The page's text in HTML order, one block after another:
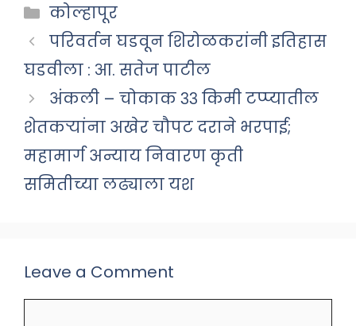
Categories
कोल्हापूर
परिवर्तन घडवून शिरोळकरांनी इतिहास
घडवीला : आ. सतेज पाटील
अंकली – चोकाक ३३ किमी टप्प्यातील
शेतकऱ्यांना अखेर चौपट दराने भरपाई;
महामार्ग अन्याय निवारण कृती
समितीच्या लढ्याला यश
Leave a Comment